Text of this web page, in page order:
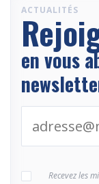
ACTUALITÉS
en vous
Recevez les